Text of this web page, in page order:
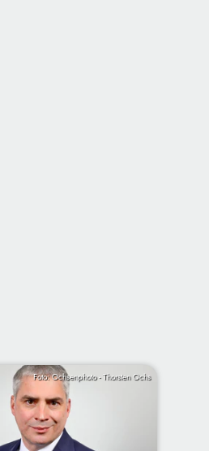
Foto: Ochsenphoto - Thorsten Ochs